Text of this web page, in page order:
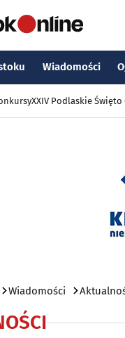
Wiadomości
XXIV Podlaskie Święto
Wiadomości